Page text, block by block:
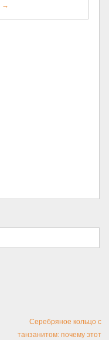
→
Серебряное кольцо с
танзанитом: почему этот